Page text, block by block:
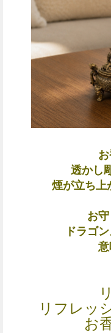
透かし
煙が立ち上
お
ドラゴ
意
リフレッ
お